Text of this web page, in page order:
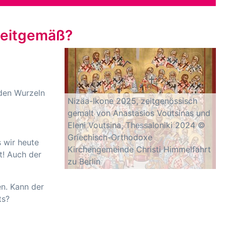
Nizäa-Ikone 2025, zeitgenössisch
gemalt von Anastasios Voutsinas und
Eleni Voutsina, Thessaloniki 2024 ©
Griechisch-Orthodoxe
Kirchengemeinde Christi Himmelfahrt
zu Berlin
Wurzeln
wir heute
Auch der
Kann der